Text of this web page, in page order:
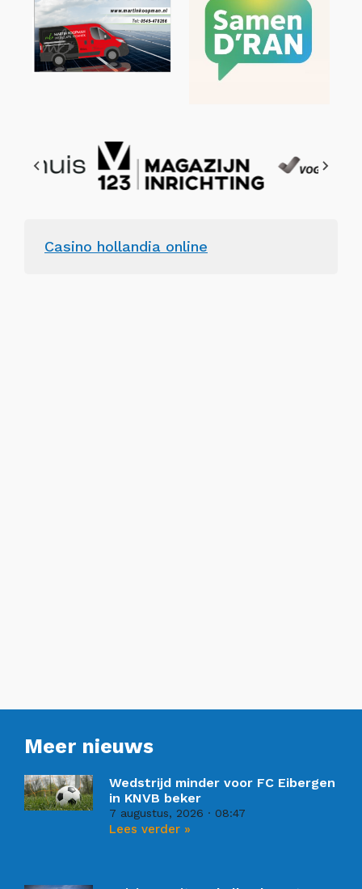
Casino hollandia online
Meer nieuws
Wedstrijd minder voor FC Eibergen
in KNVB beker
7 augustus, 2026 08:47
Lees verder »